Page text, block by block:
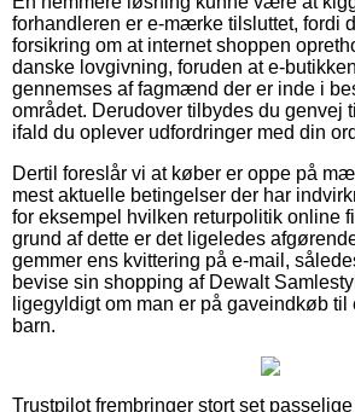
forhandleren er e-mærke tilsluttet, fordi
forsikring om at internet shoppen
danske lovgivning, foruden at e-
gennemses af fagmænd der er inde i
området. Derudover tilbydes du genvej
ifald du oplever udfordringer med din
Dertil foreslår vi at køber er oppe på
mest aktuelle betingelser der har
for eksempel hvilken returpolitik online
grund af dette er det ligeledes
gemmer ens kvittering på e-mail,
bevise sin shopping af Dewalt
ligegyldigt om man er på gaveindkøb
barn.
Trustpilot frembringer stort set